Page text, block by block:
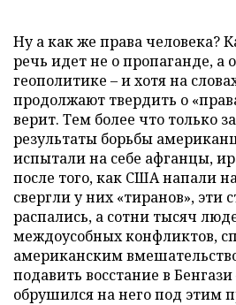
Ну а как же права человека?
речь идет не о пропаганде, а
геополитике – и хотя на
продолжают твердить о
верит. Тем более что только
результаты борьбы
испытали на себе афганцы,
после того, как США напали
свергли у них «тиранов», эти
распались, а сотни тысяч
междоусобных конфликтов,
американским
подавить восстание в
обрушился на него под этим